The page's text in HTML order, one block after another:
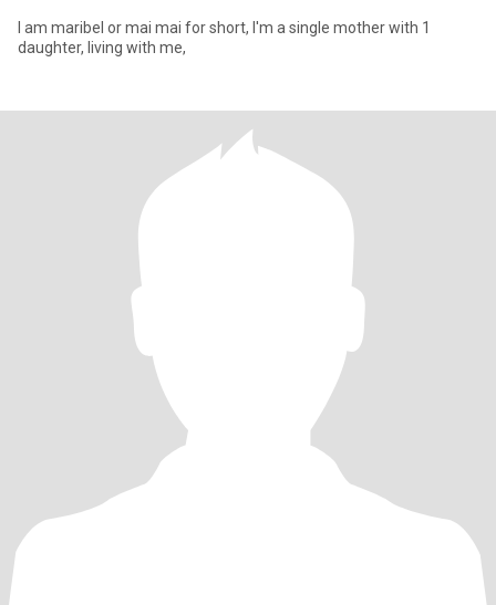
I am maribel or mai mai for short, I'm a single mother with 1
daughter, living with me,